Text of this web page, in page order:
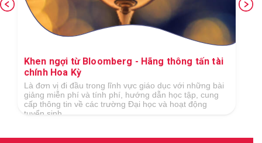
Khen ngợi từ Bloomberg - Hãng thông tấn tài
chính Hoa Kỳ
Là đơn vị đi đầu trong lĩnh vực giáo dục với những bài
giảng miễn phí và tính phí, hướng dẫn học tập, cung
cấp thông tin về các trường Đại học và hoạt động
tuyển sinh...